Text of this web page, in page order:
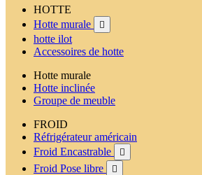
HOTTE
Hotte murale

hotte ilot
Accessoires de hotte
Hotte murale
Hotte inclinée
Groupe de meuble
FROID
Réfrigérateur américain
Froid Encastrable

Froid Pose libre 